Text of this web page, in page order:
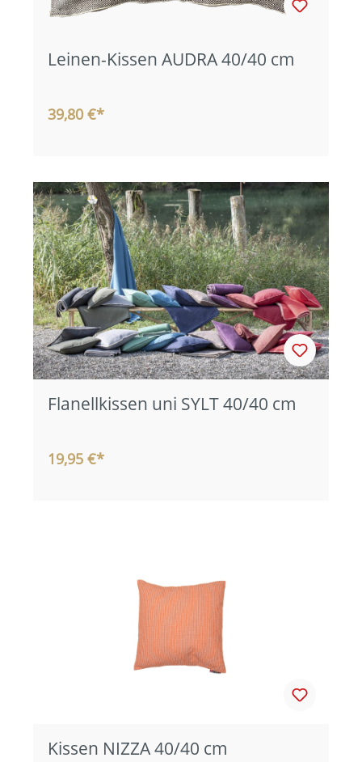
Leinen-Kissen AUDRA 40/40 cm
39,80 €*
Flanellkissen uni SYLT 40/40 cm
19,95 €*
Kissen NIZZA 40/40 cm